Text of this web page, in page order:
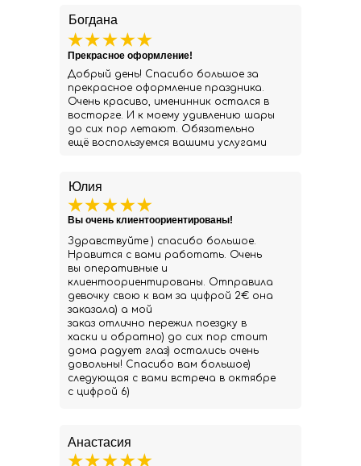
Юлия
Здравствуйте ) спасибо большое.
Нравится с вами работать. Очень
вы оперативные и
клиентоориентированы. Отправила
девочку свою к вам за цифрой 2€ она
заказала) а мой
заказ отлично пережил поездку в
хаски и обратно) до сих пор стоит
дома радует глаз) остались очень
довольны! Спасибо вам большое)
следующая с вами встреча в октябре
с цифрой 6)
Вы очень клиентоориентированы!
Анастасия
Богдана
Добрый день! Спасибо большое за
прекрасное оформление праздника.
Очень красиво, именинник остался в
восторге. И к моему удивлению шары
до сих пор летают. Обязательно
ещё воспользуемся вашими услугами
Прекрасное оформление!